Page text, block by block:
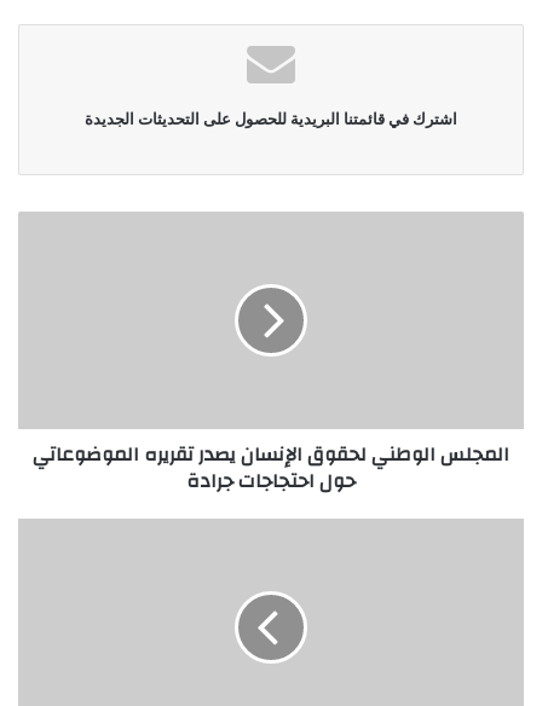
اشترك في قائمتنا البريدية للحصول على التحديثات الجديدة
المجلس الوطني لحقوق الإنسان يصدر تقريره الموضوعاتي
حول احتجاجات جرادة